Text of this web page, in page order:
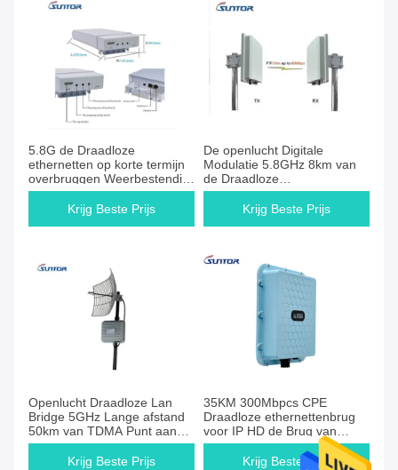
5.8G de Draadloze
ethernetten op korte termijn
overbruggen Weerbestendig
voor het Overbrengen van
PTP PTMP IP
Krijg Beste Prijs
De openlucht Digitale
Modulatie 5.8GHz 8km van
de Draadloze
ethernettenbrug OFDM
Krijg Beste Prijs
Openlucht Draadloze Lan
Bridge 5GHz Lange afstand
50km van TDMA Punt aan
Punt
Krijg Beste Prijs
35KM 300Mbpcs CPE
Draadloze ethernettenbrug
voor IP HD de Brug van
Cameratranmission
Krijg Beste Prijs